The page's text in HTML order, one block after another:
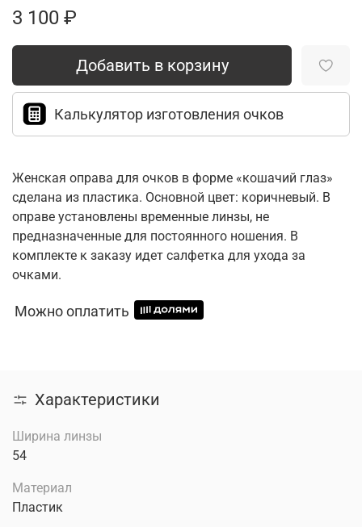
3 100 ₽
Добавить в корзину
Калькулятор изготовления очков
Женская оправа для очков в форме «кошачий глаз»
сделана из пластика. Основной цвет: коричневый. В
оправе установлены временные линзы, не
предназначенные для постоянного ношения. В
комплекте к заказу идет салфетка для ухода за
очками.
Можно оплатить
Характеристики
Ширина линзы
54
Материал
Пластик